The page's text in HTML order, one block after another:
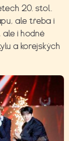
20. stol.
ale třeba i
ale i hodně
a korejských